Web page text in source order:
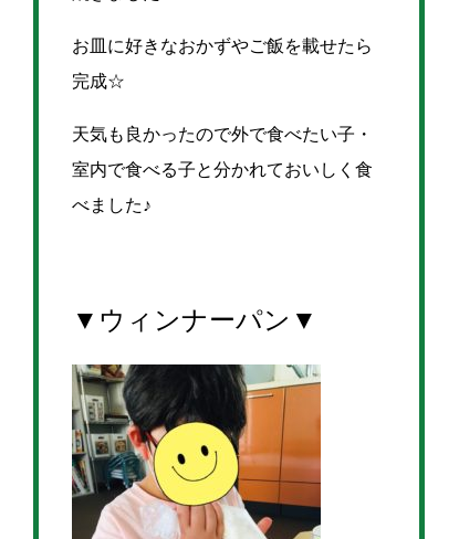
お皿に好きなおかずやご飯を載せたら
完成☆
天気も良かったので外で食べたい子・
室内で食べる子と分かれておいしく食
べました♪
▼ウィンナーパン▼